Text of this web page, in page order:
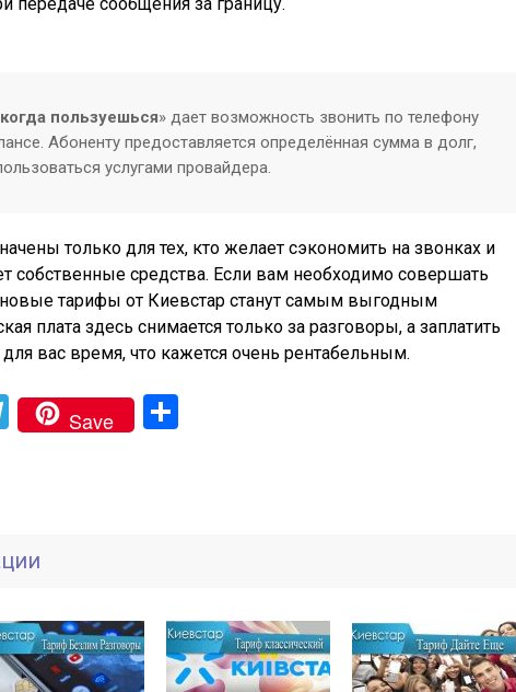
пользуешься» дает возможность звонить по телефону
Абоненту предоставляется определённая сумма в долг,
услугами провайдера.
только для тех, кто желает сэкономить на звонках и
собственные средства. Если вам необходимо совершать
тарифы от Киевстар станут самым выгодным
плата здесь снимается только за разговоры, а заплатить
вас время, что кажется очень рентабельным.
Telegram
Save